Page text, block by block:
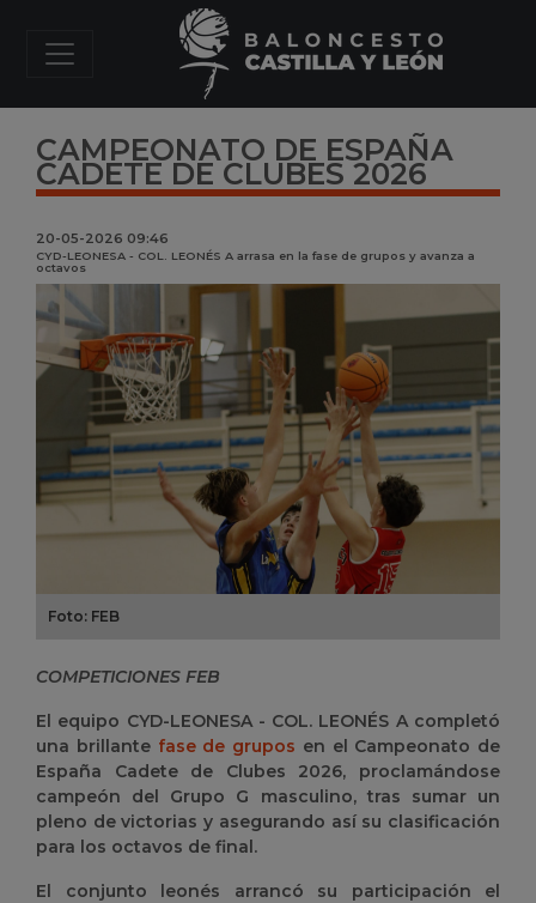
CAMPEONATO DE ESPAÑA
CADETE DE CLUBES 2026
20-05-2026 09:46
CYD-LEONESA - COL. LEONÉS A arrasa en la fase de grupos y avanza a
octavos
Foto: FEB
COMPETICIONES FEB
El equipo CYD-LEONESA - COL. LEONÉS A completó
una brillante fase de grupos en el Campeonato de
España Cadete de Clubes 2026, proclamándose
campeón del Grupo G masculino, tras sumar un
pleno de victorias y asegurando así su clasificación
para los octavos de final.
El conjunto leonés arrancó su participación el